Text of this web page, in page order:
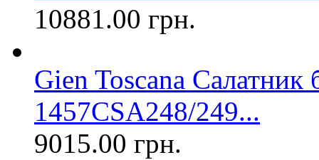
10881.00 грн.
Gien Toscana
1457CSA248/249...
9015.00 грн.